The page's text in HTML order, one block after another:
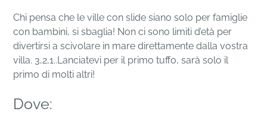
Chi pensa che le ville con slide siano solo per famiglie
con bambini, si sbaglia! Non ci sono limiti d’età per
divertirsi a scivolare in mare direttamente dalla vostra
villa. 3,2,1..Lanciatevi per il primo tuffo, sarà solo il
primo di molti altri!
Dove: